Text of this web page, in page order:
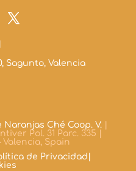
Sagunto, Valencia
Ché Coop. V.
Pol. 31 Parc. 335 |
Valencia, Spain
de Privacidad|